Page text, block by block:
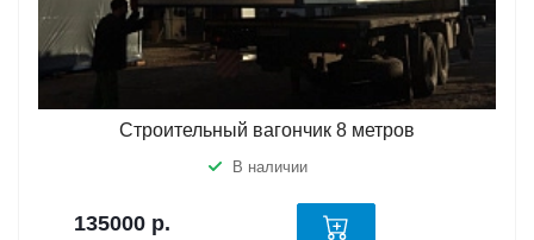
Строительный вагончик 8 метров
В наличии
135000 р.